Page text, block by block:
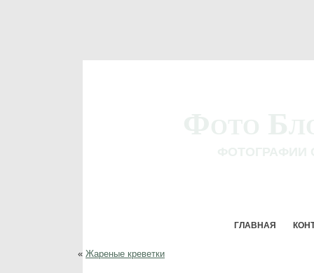
ГЛАВНАЯ
« Жареные креветки